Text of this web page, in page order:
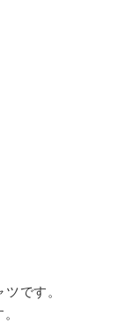
です。